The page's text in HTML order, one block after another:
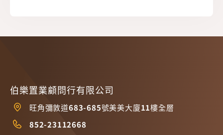
伯樂置業顧問行有限公司
旺角彌敦道683-685號美美大廈11樓全層
852-23112668